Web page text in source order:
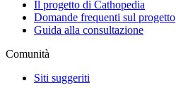
Il progetto di Cathopedia
Domande frequenti sul progetto
Guida alla consultazione
Comunità
Siti suggeriti